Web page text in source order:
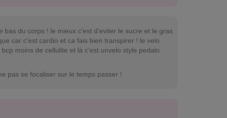
du corps ! le mieux c'est d'eviter le sucre et le gras
car c'est cardio et ca fais bien transpirer ! le velo
moins de cellulite et là c'est unvelo style pedalo
pas se focaliser sur le temps passer !